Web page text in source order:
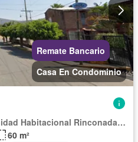
Remate Bancario
Casa En Condominio
Rinconada De Acolapa, Unidad Habitacional Rinconada Acolapa
60 m²